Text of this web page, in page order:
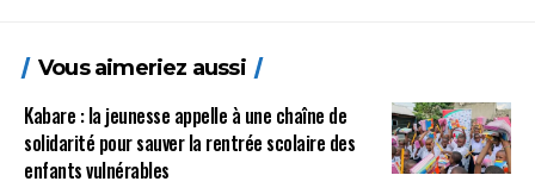
Vous aimeriez aussi
Kabare : la jeunesse appelle à une chaîne de
solidarité pour sauver la rentrée scolaire des
enfants vulnérables